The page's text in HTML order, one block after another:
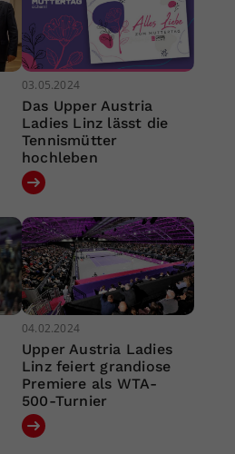
03.05.2024
Das Upper Austria
Ladies Linz lässt die
Tennismütter
hochleben
04.02.2024
Upper Austria Ladies
Linz feiert grandiose
Premiere als WTA-
500-Turnier